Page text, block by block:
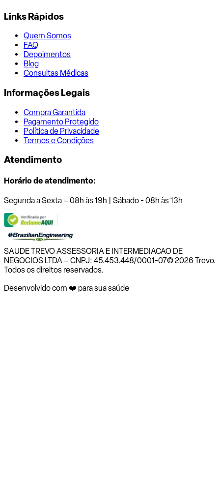
Links Rápidos
Quem Somos
FAQ
Depoimentos
Blog
Consultas Médicas
Informações Legais
Compra Garantida
Pagamento Protegido
Política de Privacidade
Termos e Condições
Atendimento
Horário de atendimento:
Segunda a Sexta – 08h às 19h | Sábado - 08h às 13h
SAUDE TREVO ASSESSORIA E INTERMEDIACAO DE
NEGOCIOS LTDA – CNPJ: 45.453.448/0001-07© 2026 Trevo.
Todos os direitos reservados.
Desenvolvido com ❤️ para sua saúde